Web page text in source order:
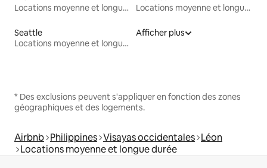
Locations moyenne et longue durée
Locations moyenne et longue durée
Seattle
Locations moyenne et longue durée
Afficher plus
* Des exclusions peuvent s'appliquer en fonction des zones
géographiques et des logements.
Airbnb Philippines Visayas occidentales Léon
Locations moyenne et longue durée